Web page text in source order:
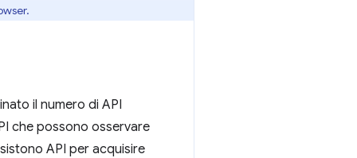
il numero di API
che possono osservare
API per acquisire